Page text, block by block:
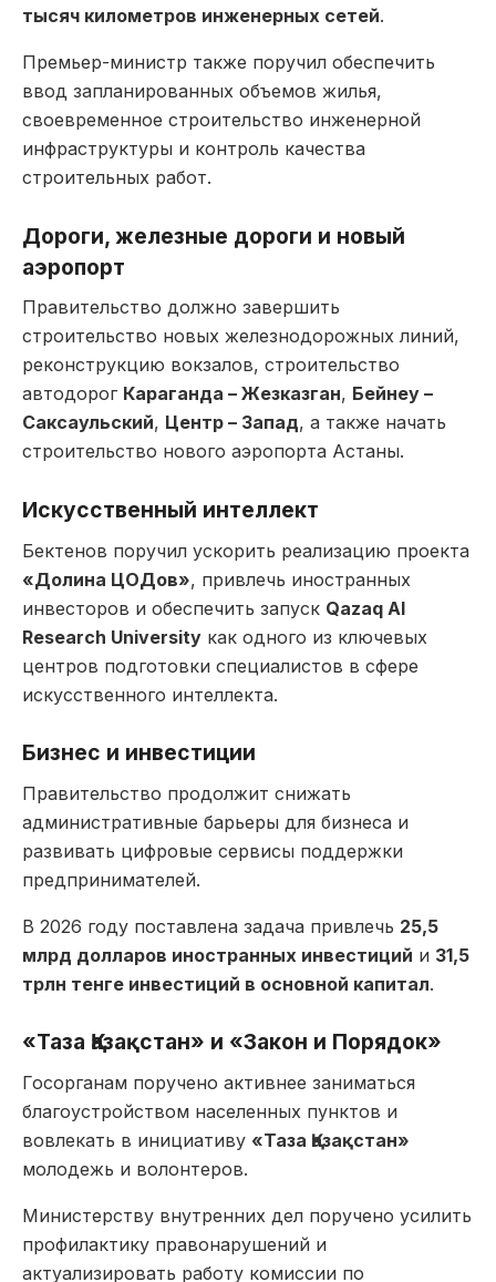
тысяч километров инженерных сетей.
Премьер-министр также поручил обеспечить
ввод запланированных объемов жилья,
своевременное строительство инженерной
инфраструктуры и контроль качества
строительных работ.
Дороги, железные дороги и новый
аэропорт
Правительство должно завершить
строительство новых железнодорожных линий,
реконструкцию вокзалов, строительство
автодорог Караганда – Жезказган, Бейнеу –
Саксаульский, Центр – Запад, а также начать
строительство нового аэропорта Астаны.
Искусственный интеллект
Бектенов поручил ускорить реализацию проекта
«Долина ЦОДов», привлечь иностранных
инвесторов и обеспечить запуск Qazaq AI
Research University как одного из ключевых
центров подготовки специалистов в сфере
искусственного интеллекта.
Бизнес и инвестиции
Правительство продолжит снижать
административные барьеры для бизнеса и
развивать цифровые сервисы поддержки
предпринимателей.
В 2026 году поставлена задача привлечь 25,5
млрд долларов иностранных инвестиций и 31,5
трлн тенге инвестиций в основной капитал.
«Таза Қазақстан» и «Закон и Порядок»
Госорганам поручено активнее заниматься
благоустройством населенных пунктов и
вовлекать в инициативу «Таза Қазақстан»
молодежь и волонтеров.
Министерству внутренних дел поручено усилить
профилактику правонарушений и
актуализировать работу комиссии по